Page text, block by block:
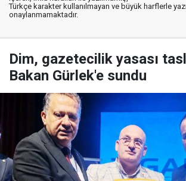
Türkçe karakter kullanılmayan ve büyük harflerle
onaylanmamaktadır.
Dim, gazetecilik yasası
Bakan Gürlek'e sundu